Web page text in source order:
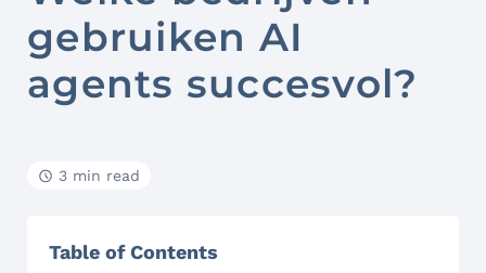
gebruiken AI
agents succesvol?
3 min read
Table of Contents